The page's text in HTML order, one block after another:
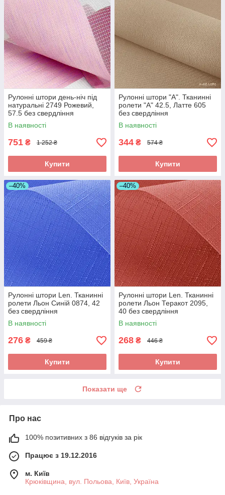
Рулонні штори день-ніч під
натуральні 2749 Рожевий,
57.5 без свердління
В наявності
751 ₴ 1 252 ₴
Купити
Рулонні штори "A". Тканинні
ролети "А" 42.5, Латте 605
без свердління
В наявності
344 ₴ 574 ₴
Купити
–40%
Рулонні штори Len. Тканинні
ролети Льон Синій 0874, 42
без свердління
В наявності
276 ₴ 459 ₴
Купити
–40%
Рулонні штори Len. Тканинні
ролети Льон Теракот 2095,
40 без свердління
В наявності
268 ₴ 446 ₴
Купити
Показати ще
Про нас
100% позитивних з 86 відгуків за рік
Працює з 19.12.2016
м. Київ
Крюківщина, вул. Польова, Київ, Україна